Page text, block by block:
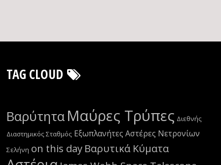
TAG CLOUD
Βαρύτητα Μαύρες Τρύπες Διεθνής
Διαστημικός Σταθμός Εξωπλανήτες Αστέρες Νετρονίων
Σελήνη on this day Βαρυτικά Κύματα